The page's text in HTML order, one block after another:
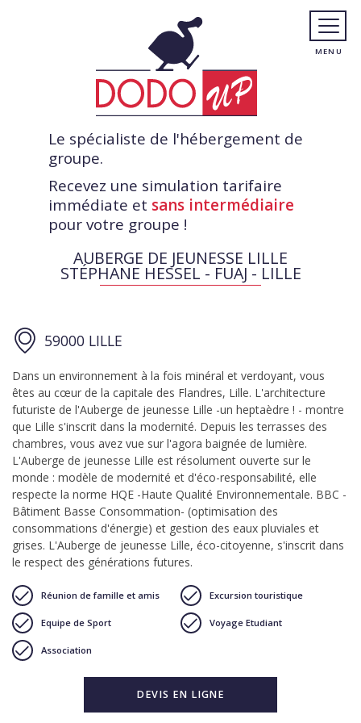
Le spécialiste de l'hébergement de
groupe.
Recevez une simulation tarifaire
immédiate et sans intermédiaire
pour votre groupe !
AUBERGE DE JEUNESSE LILLE
STÉPHANE HESSEL - FUAJ - LILLE
59000 LILLE
Dans un environnement à la fois minéral et verdoyant, vous
êtes au cœur de la capitale des Flandres, Lille. L'architecture
futuriste de l'Auberge de jeunesse Lille -un heptaèdre ! - montre
que Lille s'inscrit dans la modernité. Depuis les terrasses des
chambres, vous avez vue sur l'agora baignée de lumière.
L'Auberge de jeunesse Lille est résolument ouverte sur le
monde : modèle de modernité et d'éco-responsabilité, elle
respecte la norme HQE -Haute Qualité Environnementale. BBC -
Bâtiment Basse Consommation- (optimisation des
consommations d'énergie) et gestion des eaux pluviales et
grises. L'Auberge de jeunesse Lille, éco-citoyenne, s'inscrit dans
le respect des générations futures.
Réunion de famille et amis Excursion touristique
Equipe de Sport Voyage Etudiant
Association
DEVIS EN LIGNE